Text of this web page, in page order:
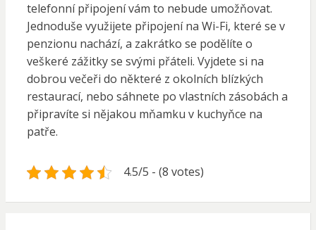
telefonní připojení vám to nebude umožňovat.
Jednoduše využijete připojení na Wi-Fi, které se v
penzionu nachází, a zakrátko se podělíte o
veškeré zážitky se svými přáteli. Vyjdete si na
dobrou večeři do některé z okolních blízkých
restaurací, nebo sáhnete po vlastních zásobách a
připravíte si nějakou mňamku v kuchyňce na
patře.
4.5/5 - (8 votes)